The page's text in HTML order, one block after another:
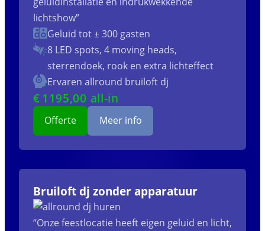
lichtshow”
Geluid tot ± 300 gasten
8 LED spots, 4 moving heads,
sterrendoek, rook en extra lichteffect
Ervaren allround bruiloft dj
€ 1195,00 all-in
Offerte Meer info
Bruiloft dj zonder apparatuur
“Onze feestlocatie heeft eigen geluid en licht,